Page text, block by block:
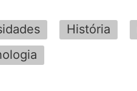
História